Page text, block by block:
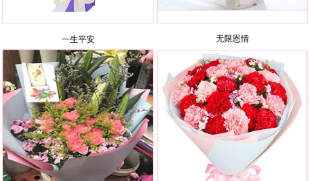
一生平安 无限恩情